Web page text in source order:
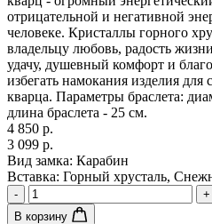
отрицательной и негативной
человеке. Кристаллы горного
владельцу любовь, радость
удачу, душевный комфорт и
избегать намокания изделия для
кварца. Параметры браслета:
длина браслета - 25 см.
4 850 р.
3 099 р.
Вид замка: Карабин
Вставка: Горный хрусталь,
-
+
В корзину